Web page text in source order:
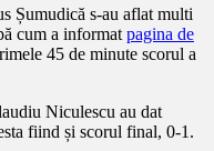
Șumudică s-au aflat multi
cum a informatpagina de
45 de minute scorul a
Niculescu au dat
fiind și scorul final, 0-1.